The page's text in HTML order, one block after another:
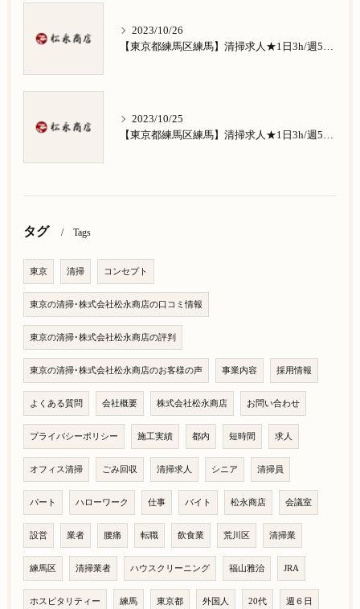
2023/10/26
【東京都練馬区練馬】清掃求人★1日3h/週5日/祝日お休み★南田中在住の方歓迎
2023/10/25
【東京都練馬区練馬】清掃求人★1日3h/週5日/祝日お休み★南大泉在住の方歓迎
タグ Tags
東京 清掃 コンセプト
東京の清掃･株式会社松永商店の口コミ情報
東京の清掃･株式会社松永商店の評判
東京の清掃･株式会社松永商店のお客様の声 事業内容 採用情報
よくある質問 会社概要 株式会社松永商店 お問い合わせ
プライバシーポリシー 施工実績 都内 短時間 求人
オフィス清掃 ごみ回収 清掃求人 シニア 清掃員
パート ハローワーク 仕事 バイト 松永商店 会議室
設営 業者 腰痛 転職 飲食業 荒川区 清掃業
練馬区 清掃業者 ハウスクリーニング 福山雅治 JRA
ホスピタリティー 練馬 東京都 外国人 20代 週６日